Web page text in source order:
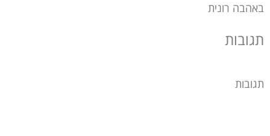
באהבה רונית
תגובות
תגובות